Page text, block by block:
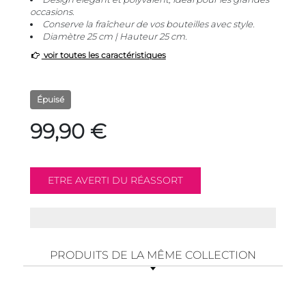
occasions.
Conserve la fraîcheur de vos bouteilles avec style.
Diamètre 25 cm | Hauteur 25 cm.
voir toutes les caractéristiques
Épuisé
99,90 €
PRODUITS DE LA MÊME COLLECTION